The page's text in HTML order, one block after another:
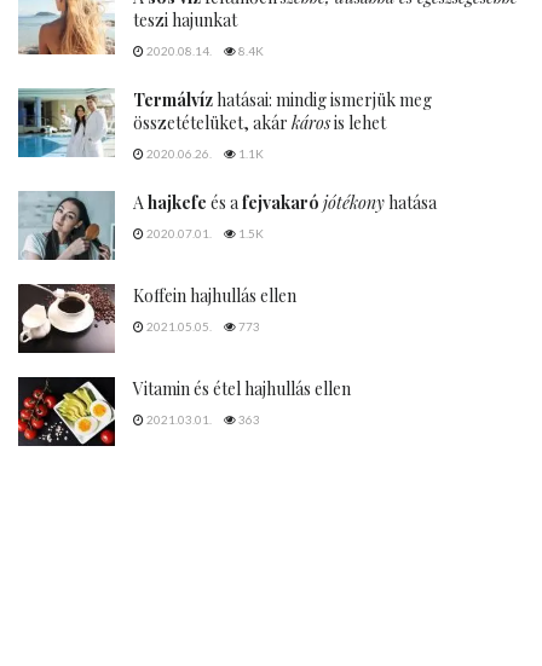
teszi hajunkat
2020.08.14. 8.4K
Termálvíz hatásai: mindig ismerjük meg
összetételüket, akár károsis lehet
2020.06.26. 1.1K
A hajkefe és a fejvakaró jótékony hatása
2020.07.01. 1.5K
Koffein hajhullás ellen
2021.05.05. 773
Vitamin és étel hajhullás ellen
2021.03.01. 363